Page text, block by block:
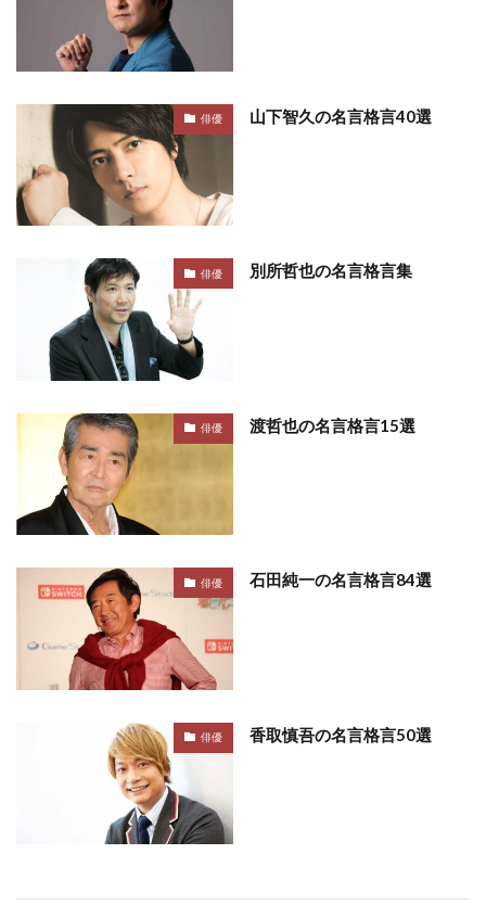
俳優 山下智久の名言格言40選
俳優 別所哲也の名言格言集
俳優 渡哲也の名言格言15選
俳優 石田純一の名言格言84選
俳優 香取慎吾の名言格言50選